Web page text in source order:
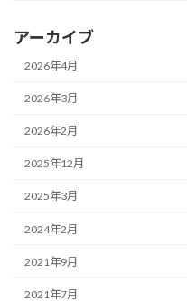
アーカイブ
2026年4月
2026年3月
2026年2月
2025年12月
2025年3月
2024年2月
2021年9月
2021年7月